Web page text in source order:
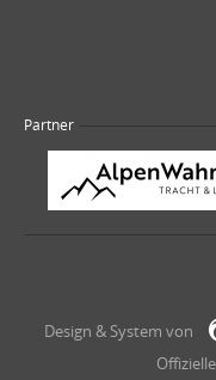
Partner
Design & System von